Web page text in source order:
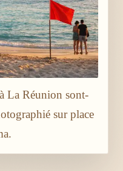
La Réunion sont-
sur place